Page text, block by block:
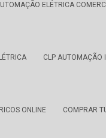
ELÉTRICA
CLP AUTOMAÇÃO
ONLINE COMPRAR